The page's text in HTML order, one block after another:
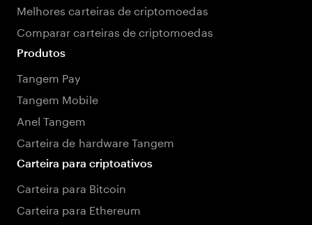
Melhores carteiras de criptomoedas
Comparar carteiras de criptomoedas
Produtos
Tangem Pay
Tangem Mobile
Anel Tangem
Carteira de hardware Tangem
Carteira para criptoativos
Carteira para Bitcoin
Carteira para Ethereum